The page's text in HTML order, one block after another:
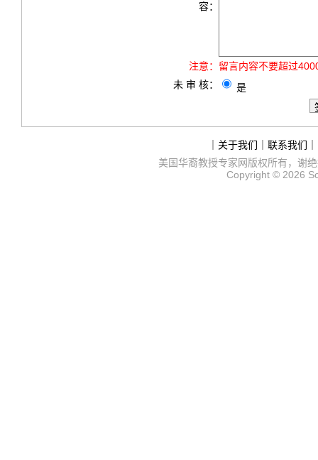
容：
注意： 留言内容不要超过
未 审 核：
是
关于我们 联系我们
美国华裔教授专家网版权所有，谢
Copyright © 2026